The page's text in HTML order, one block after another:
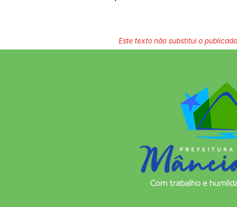
Este texto não substitui o